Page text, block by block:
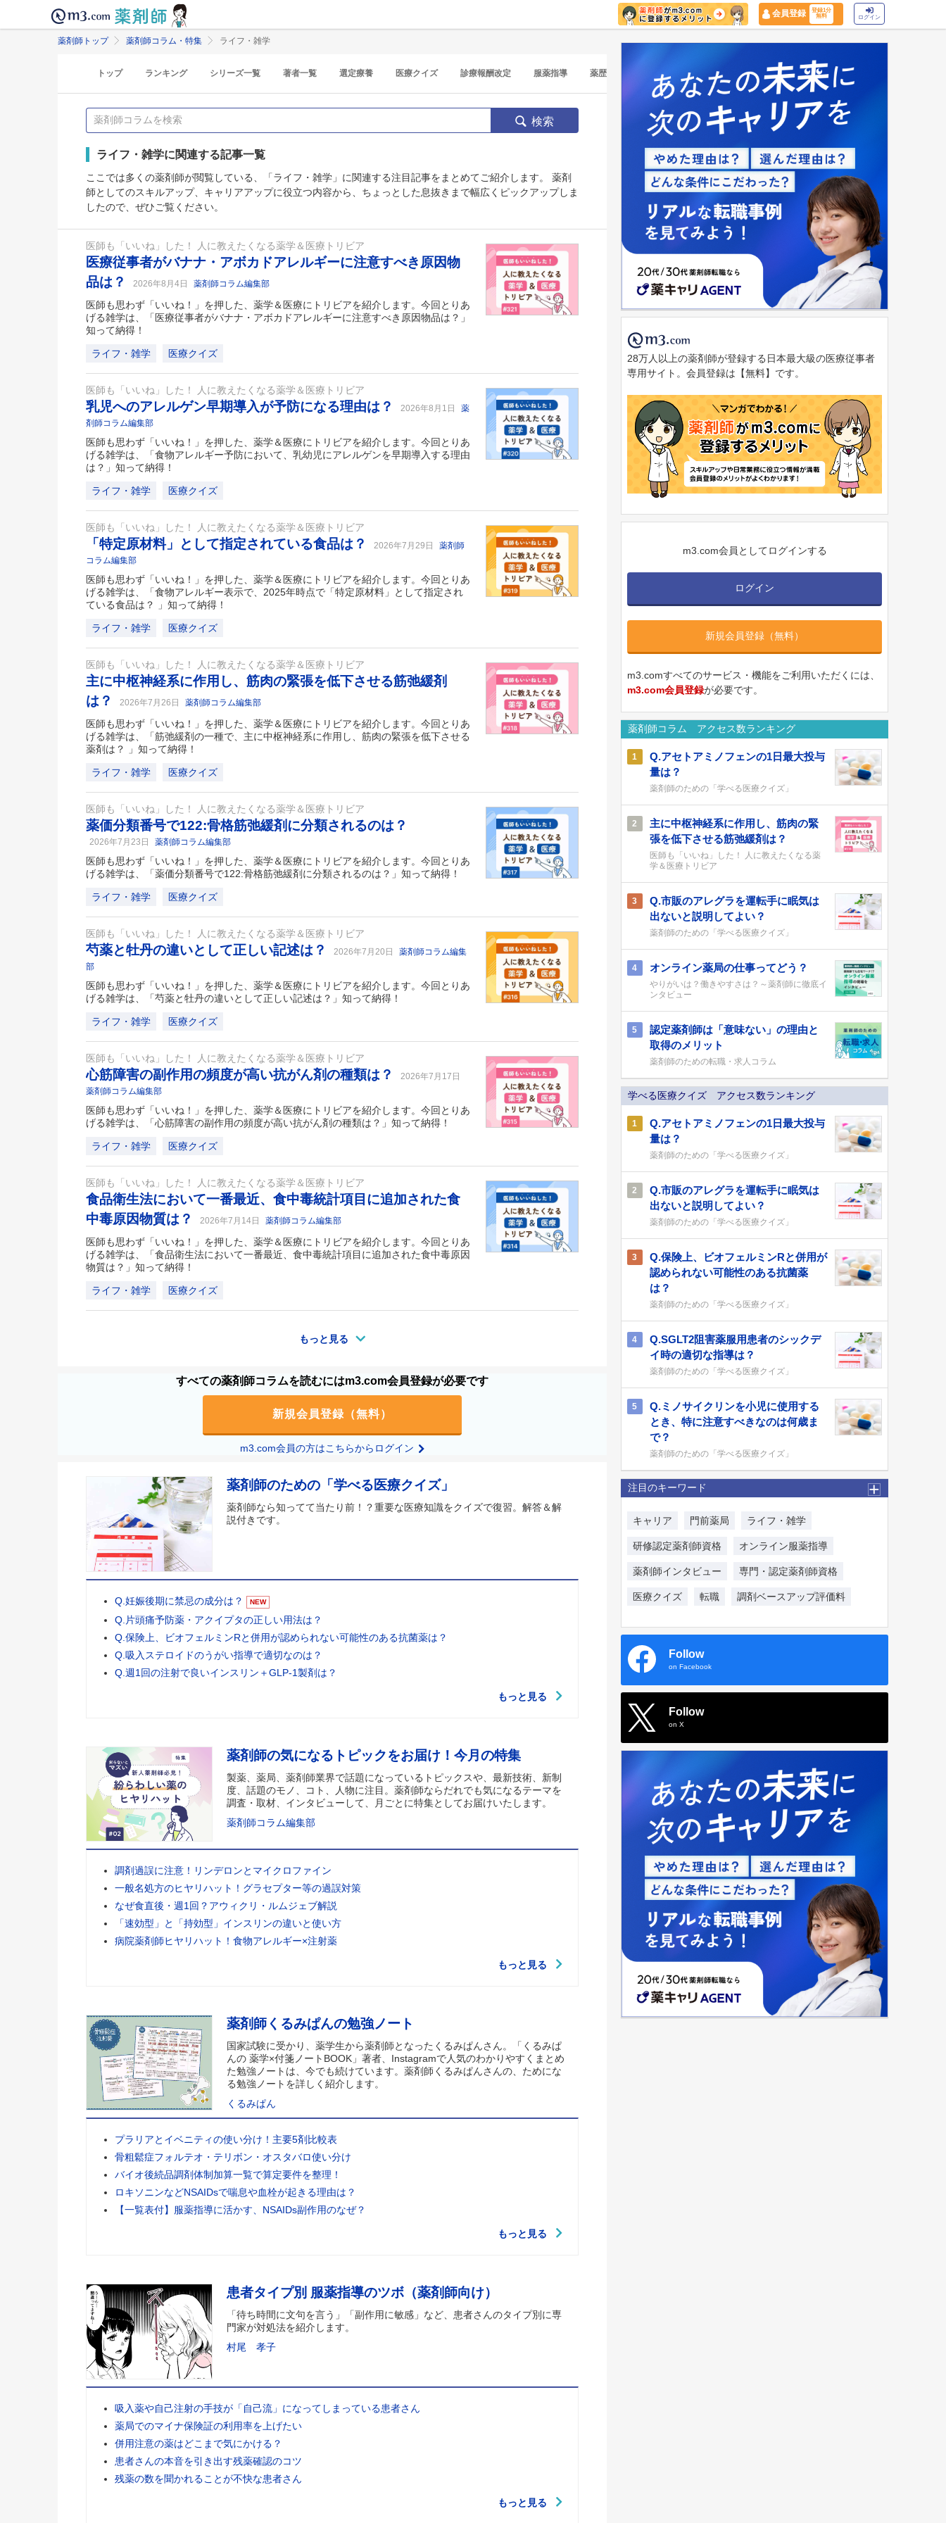
会員登録
登録1分
無料
ログイン
薬剤師トップ 薬剤師コラム・特集 ライフ・雑学
トップ ランキング シリーズ一覧 著者一覧 選定療養 医療クイズ 診療報酬改定 服薬指導 薬歴 マイナ保険証
検索
ライフ・雑学に関連する記事一覧
ここでは多くの薬剤師が閲覧している、「ライフ・雑学」に関連する注目記事をまとめてご紹介します。 薬剤
師としてのスキルアップ、キャリアアップに役立つ内容から、ちょっとした息抜きまで幅広くピックアップしま
したので、ぜひご覧ください。
医師も「いいね」した！ 人に教えたくなる薬学＆医療トリビア
医療従事者がバナナ・アボカドアレルギーに注意すべき原因物
品は？
2026年8月4日 薬剤師コラム編集部
医師も思わず「いいね！」を押した、薬学＆医療にトリビアを紹介します。今回とりあ
げる雑学は、「医療従事者がバナナ・アボカドアレルギーに注意すべき原因物品は？」
知って納得！
ライフ・雑学 医療クイズ
医師も「いいね」した！ 人に教えたくなる薬学＆医療トリビア
乳児へのアレルゲン早期導入が予防になる理由は？ 2026年8月1日
薬
剤師コラム編集部
医師も思わず「いいね！」を押した、薬学＆医療にトリビアを紹介します。今回とりあ
げる雑学は、「食物アレルギー予防において、乳幼児にアレルゲンを早期導入する理由
は？」知って納得！
ライフ・雑学 医療クイズ
医師も「いいね」した！ 人に教えたくなる薬学＆医療トリビア
「特定原材料」として指定されている食品は？ 2026年7月29日
薬剤師
コラム編集部
医師も思わず「いいね！」を押した、薬学＆医療にトリビアを紹介します。今回とりあ
げる雑学は、「食物アレルギー表示で、2025年時点で「特定原材料」として指定され
ている食品は？ 」知って納得！
ライフ・雑学 医療クイズ
医師も「いいね」した！ 人に教えたくなる薬学＆医療トリビア
主に中枢神経系に作用し、筋肉の緊張を低下させる筋弛緩剤
は？
2026年7月26日 薬剤師コラム編集部
医師も思わず「いいね！」を押した、薬学＆医療にトリビアを紹介します。今回とりあ
げる雑学は、「筋弛緩剤の一種で、主に中枢神経系に作用し、筋肉の緊張を低下させる
薬剤は？ 」知って納得！
ライフ・雑学 医療クイズ
医師も「いいね」した！ 人に教えたくなる薬学＆医療トリビア
薬価分類番号で122:骨格筋弛緩剤に分類されるのは？
2026年7月23日 薬剤師コラム編集部
医師も思わず「いいね！」を押した、薬学＆医療にトリビアを紹介します。今回とりあ
げる雑学は、「薬価分類番号で122:骨格筋弛緩剤に分類されるのは？」知って納得！
ライフ・雑学 医療クイズ
医師も「いいね」した！ 人に教えたくなる薬学＆医療トリビア
芍薬と牡丹の違いとして正しい記述は？ 2026年7月20日
薬剤師コラム編集
部
医師も思わず「いいね！」を押した、薬学＆医療にトリビアを紹介します。今回とりあ
げる雑学は、「芍薬と牡丹の違いとして正しい記述は？」知って納得！
ライフ・雑学 医療クイズ
医師も「いいね」した！ 人に教えたくなる薬学＆医療トリビア
心筋障害の副作用の頻度が高い抗がん剤の種類は？
2026年7月17日
薬剤師コラム編集部
医師も思わず「いいね！」を押した、薬学＆医療にトリビアを紹介します。今回とりあ
げる雑学は、「心筋障害の副作用の頻度が高い抗がん剤の種類は？」知って納得！
ライフ・雑学 医療クイズ
医師も「いいね」した！ 人に教えたくなる薬学＆医療トリビア
食品衛生法において一番最近、食中毒統計項目に追加された食
中毒原因物質は？
2026年7月14日 薬剤師コラム編集部
医師も思わず「いいね！」を押した、薬学＆医療にトリビアを紹介します。今回とりあ
げる雑学は、「食品衛生法において一番最近、食中毒統計項目に追加された食中毒原因
物質は？」知って納得！
ライフ・雑学 医療クイズ
もっと見る
すべての薬剤師コラムを読むにはm3.com会員登録が必要です
新規会員登録（無料）
m3.com会員の方はこちらからログイン
薬剤師のための「学べる医療クイズ」
薬剤師なら知ってて当たり前！？重要な医療知識をクイズで復習。解答＆解
説付きです。
Q.妊娠後期に禁忌の成分は？ NEW
Q.片頭痛予防薬・アクイプタの正しい用法は？
Q.保険上、ビオフェルミンRと併用が認められない可能性のある抗菌薬は？
Q.吸入ステロイドのうがい指導で適切なのは？
Q.週1回の注射で良いインスリン＋GLP-1製剤は？
もっと見る
薬剤師の気になるトピックをお届け！今月の特集
製薬、薬局、薬剤師業界で話題になっているトピックスや、最新技術、新制
度、話題のモノ、コト、人物に注目。薬剤師ならだれでも気になるテーマを
調査・取材、インタビューして、月ごとに特集としてお届けいたします。
薬剤師コラム編集部
調剤過誤に注意！リンデロンとマイクロファイン
一般名処方のヒヤリハット！グラセプター等の過誤対策
なぜ食直後・週1回？アウィクリ・ルムジェブ解説
「速効型」と「持効型」インスリンの違いと使い方
病院薬剤師ヒヤリハット！食物アレルギー×注射薬
もっと見る
薬剤師くるみぱんの勉強ノート
国家試験に受かり、薬学生から薬剤師となったくるみぱんさん。「くるみぱ
んの 薬学×付箋ノートBOOK」著者、Instagramで人気のわかりやすくまとめ
た勉強ノートは、今でも続けています。薬剤師くるみぱんさんの、ためにな
る勉強ノートを詳しく紹介します。
くるみぱん
プラリアとイベニティの使い分け！主要5剤比較表
骨粗鬆症フォルテオ・テリボン・オスタバロ使い分け
バイオ後続品調剤体制加算一覧で算定要件を整理！
ロキソニンなどNSAIDsで喘息や血栓が起きる理由は？
【一覧表付】服薬指導に活かす、NSAIDs副作用のなぜ？
もっと見る
患者タイプ別 服薬指導のツボ（薬剤師向け）
「待ち時間に文句を言う」「副作用に敏感」など、患者さんのタイプ別に専
門家が対処法を紹介します。
村尾 孝子
吸入薬や自己注射の手技が「自己流」になってしまっている患者さん
薬局でのマイナ保険証の利用率を上げたい
併用注意の薬はどこまで気にかける？
患者さんの本音を引き出す残薬確認のコツ
残薬の数を聞かれることが不快な患者さん
もっと見る
28万人以上の薬剤師が登録する日本最大級の医療従事者
専用サイト。会員登録は【無料】です。
m3.com会員としてログインする
ログイン
新規会員登録（無料）
m3.comすべてのサービス・機能をご利用いただくには、
m3.com会員登録が必要です。
薬剤師コラム アクセス数ランキング
1
Q.アセトアミノフェンの1日最大投与
量は？
薬剤師のための「学べる医療クイズ」
2
主に中枢神経系に作用し、筋肉の緊
張を低下させる筋弛緩剤は？
医師も「いいね」した！ 人に教えたくなる薬
学＆医療トリビア
3
Q.市販のアレグラを運転手に眠気は
出ないと説明してよい？
薬剤師のための「学べる医療クイズ」
4 オンライン薬局の仕事ってどう？
やりがいは？働きやすさは？～薬剤師に徹底イ
ンタビュー
5
認定薬剤師は「意味ない」の理由と
取得のメリット
薬剤師のための転職・求人コラム
学べる医療クイズ アクセス数ランキング
1
Q.アセトアミノフェンの1日最大投与
量は？
薬剤師のための「学べる医療クイズ」
2
Q.市販のアレグラを運転手に眠気は
出ないと説明してよい？
薬剤師のための「学べる医療クイズ」
3
Q.保険上、ビオフェルミンRと併用が
認められない可能性のある抗菌薬
は？
薬剤師のための「学べる医療クイズ」
4
Q.SGLT2阻害薬服用患者のシックデ
イ時の適切な指導は？
薬剤師のための「学べる医療クイズ」
5
Q.ミノサイクリンを小児に使用する
とき、特に注意すべきなのは何歳ま
で？
薬剤師のための「学べる医療クイズ」
注目のキーワード
キャリア 門前薬局 ライフ・雑学
研修認定薬剤師資格 オンライン服薬指導
薬剤師インタビュー 専門・認定薬剤師資格
医療クイズ 転職 調剤ベースアップ評価料
Follow
on Facebook
Follow
on X